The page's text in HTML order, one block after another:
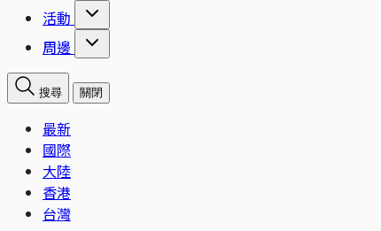
活動
周邊
搜尋 關閉
最新
國際
大陸
香港
台灣